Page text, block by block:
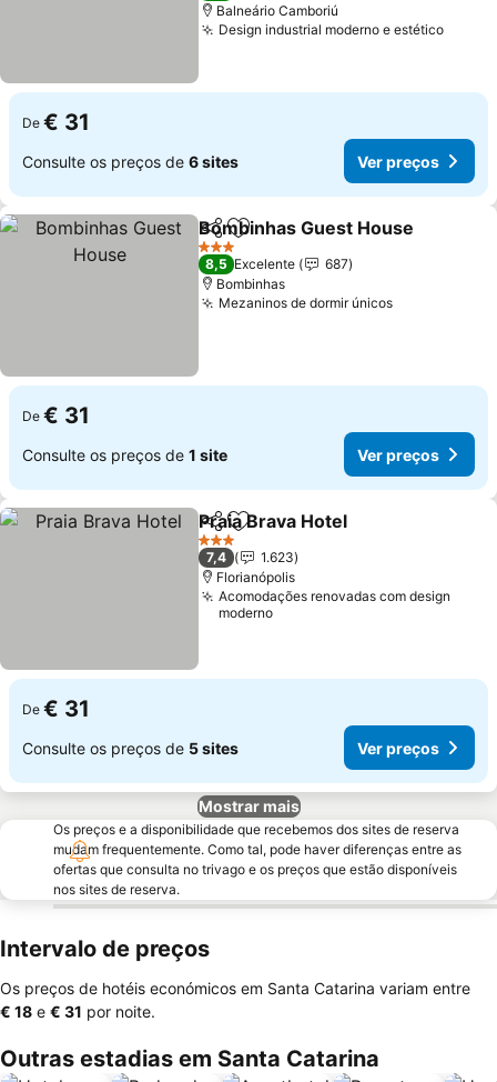
Balneário Camboriú
Design industrial moderno e estéticoVer
De € 31
Consulte os preços de 6 sites Ver preços
PartilharAdicionar aos favoritos
Bombinhas Guest House
3 Estrelas
8,5 Excelente
687
Bombinhas
Mezaninos de dormir únicosVer preços
De € 31
Consulte os preços de 1 site Ver preços
PartilharAdicionar aos favoritos
Praia Brava Hotel
3 Estrelas
7,4
1.623
Florianópolis
Acomodações renovadas com design
moderno
De € 31
Consulte os preços de 5 sites Ver preços
Mostrar mais
Os preços e a disponibilidade que recebemos dos sites de reserva
mudam frequentemente. Como tal, pode haver diferenças entre as
ofertas que consulta no trivago e os preços que estão disponíveis
nos sites de reserva.
Intervalo de preços
Os preços de hotéis económicos em Santa Catarina variam entre
‎€ 18 e ‎€ 31 por noite.
Outras estadias em Santa Catarina